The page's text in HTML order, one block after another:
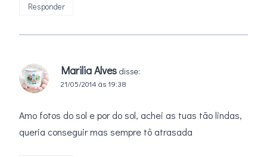
Responder
Marilia Alves disse:
21/05/2014 às 19:38
Amo fotos do sol e por do sol, achei as tuas tão lindas,
queria conseguir mas sempre tô atrasada